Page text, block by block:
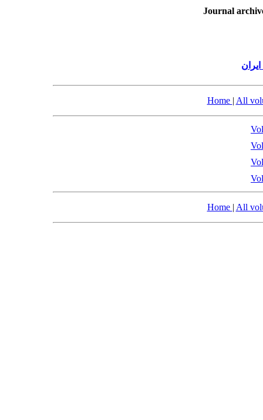
Journal
Home | All
Home | All